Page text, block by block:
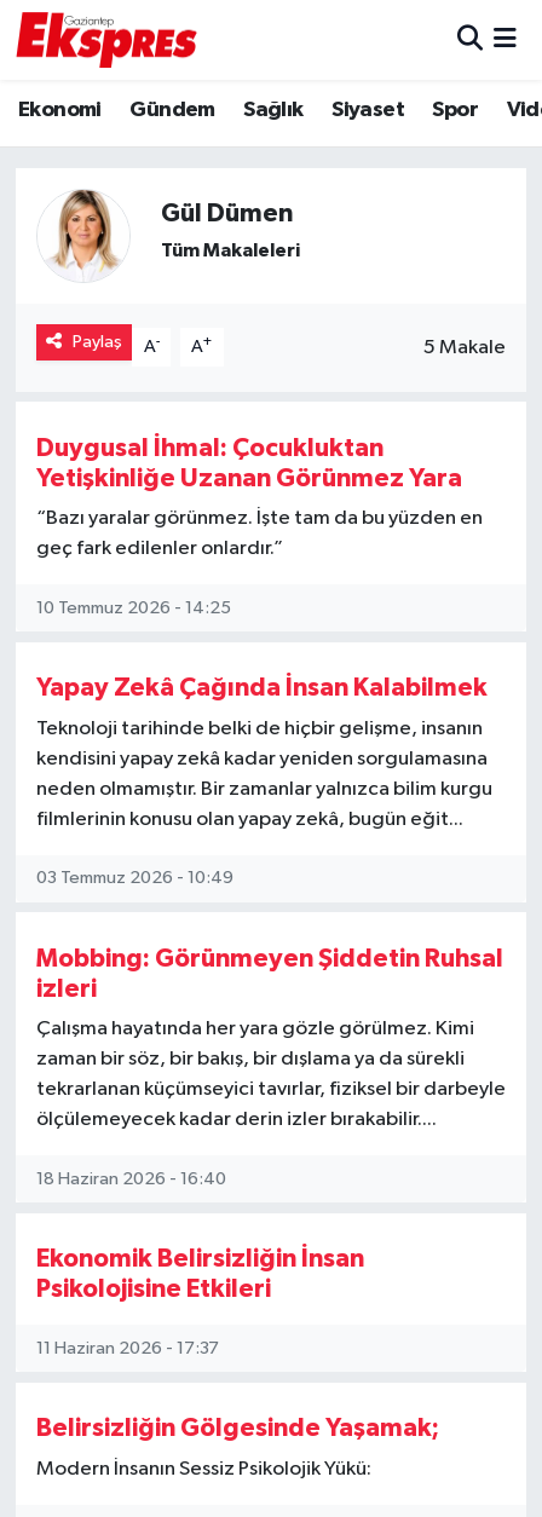
Ekonomi Gündem Sağlık Siyaset Spor
Gül Dümen
Tüm Makaleleri
Paylaş A- A+ 5 Makale
Duygusal İhmal: Çocukluktan
Yetişkinliğe Uzanan Görünmez Yara
“Bazı yaralar görünmez. İşte tam da bu yüzden en
geç fark edilenler onlardır.”
10 Temmuz 2026 - 14:25
Yapay Zekâ Çağında İnsan Kalabilmek
Teknoloji tarihinde belki de hiçbir gelişme, insanın
kendisini yapay zekâ kadar yeniden sorgulamasına
neden olmamıştır. Bir zamanlar yalnızca bilim kurgu
filmlerinin konusu olan yapay zekâ, bugün eğit...
03 Temmuz 2026 - 10:49
Mobbing: Görünmeyen Şiddetin Ruhsal
izleri
Çalışma hayatında her yara gözle görülmez. Kimi
zaman bir söz, bir bakış, bir dışlama ya da sürekli
tekrarlanan küçümseyici tavırlar, fiziksel bir darbeyle
ölçülemeyecek kadar derin izler bırakabilir....
18 Haziran 2026 - 16:40
Ekonomik Belirsizliğin İnsan
Psikolojisine Etkileri
11 Haziran 2026 - 17:37
Belirsizliğin Gölgesinde Yaşamak;
Modern İnsanın Sessiz Psikolojik Yükü:
Ekonomi
Gaziantep son dakika
Genel
Gündem
Kültür Sanat
Magazin
Sağlık
Sinemalar
Spor
Teknoloji
Türkiye
Yeme-İçme
Trafik Durumu
Puan Durumu ve Fikstür
Tüm Manşetler
Son Dakika Haberleri